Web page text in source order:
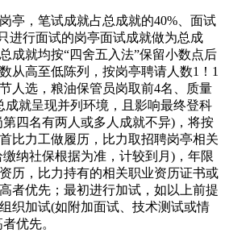
，笔试成就占总成就的40%、面试
进行面试的岗亭面试成就做为总成
成就均按“四舍五入法”保留小数点后
从高至低陈列，按岗亭聘请人数1！1
人选，粮油保管员岗取前4名、质量
成就呈现并列环境，且影响最终登科
四名有两人或多人成就不异)，将按
比力工做履历，比力取招聘岗亭相关
纳社保根据为准，计较到月)，年限
历，比力持有的相关职业资历证书或
者优先；最初进行加试，如以上前提
织加试(如附加面试、技术测试或情
优先。